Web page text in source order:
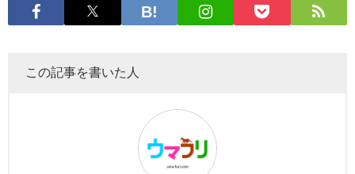
この記事を書いた人